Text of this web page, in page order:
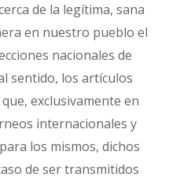
de la legítima, sana
en nuestro pueblo el
nacionales de
sentido, los artículos
exclusivamente en
internacionales y
los mismos, dichos
de ser transmitidos